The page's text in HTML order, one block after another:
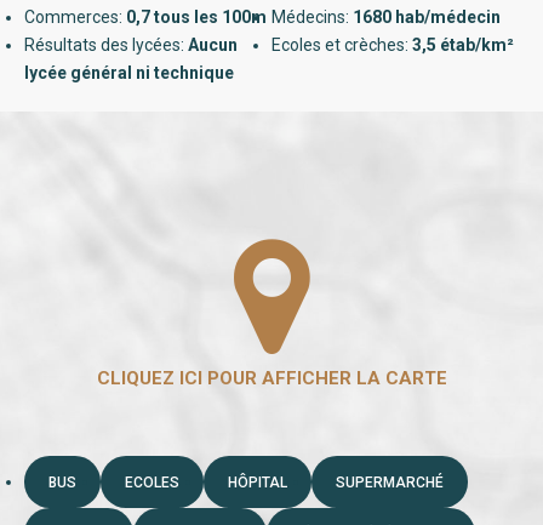
Commerces: 0,7 tous les 100m Médecins: 1680 hab/médecin
Résultats des lycées: Aucun
lycée général ni technique
Ecoles et crèches: 3,5 étab/km²
BUS ECOLES HÔPITAL SUPERMARCHÉ